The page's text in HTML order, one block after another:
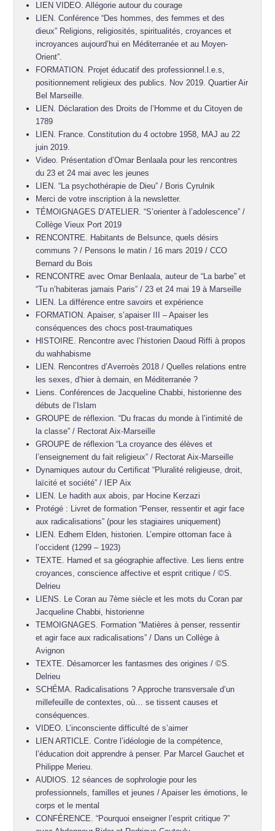
LIEN VIDEO. Allégorie autour du courage
LIEN. Conférence “Des hommes, des femmes et des
dieux” Religions, religiosités, spiritualités, croyances et
incroyances aujourd’hui en Méditerranée et au Moyen-
Orient”.
FORMATION. Projet éducatif des professionnel.l.e.s,
positionnement religieux des publics. Nov 2019. Quartier Air
Bel Marseille.
LIEN. Déclaration des Droits de l’Homme et du Citoyen de
1789
LIEN. France. Constitution du 4 octobre 1958, MAJ au 22
juin 2019.
Video. Présentation d’Omar Benlaala pour les rencontres
du 23 et 24 mai avec les jeunes
LIEN. “La psychothérapie de Dieu” / Boris Cyrulnik
Merci de votre inscription à la newsletter.
TÉMOIGNAGES D’ATELIER. “S’orienter à l’adolescence” /
Collège Vieux Port 2019
RENCONTRE. Habitants de Belsunce, quels désirs
communs ? / Pensons le matin / 16 mars 2019 / CCO
Bernard du Bois
RENCONTRE avec Omar Benlaala, auteur de “La barbe” et
“Tu n’habiteras jamais Paris” / 23 et 24 mai 19 à Marseille
LIEN. La différence entre savoirs et expérience
FORMATION. Apaiser, s’apaiser III – Apaiser les
conséquences des chocs post-traumatiques
HISTOIRE. Rencontre avec l’historien Daoud Riffi à propos
du wahhabisme
LIEN. Rencontres d’Averroès 2018 / Quelles relations entre
les sexes, d’hier à demain, en Méditerranée ?
Liens. Conférences de Jacqueline Chabbi, historienne des
débuts de l’Islam
GROUPE de réflexion. “Du fracas du monde à l’intimité de
la classe” / Rectorat Aix-Marseille
GROUPE de réflexion “La croyance des élèves et
l’enseignement du fait religieux” / Rectorat Aix-Marseille
Dynamiques autour du Certificat “Pluralité religieuse, droit,
laïcité et société” / IEP Aix
LIEN. Le hadith aux abois, par Hocine Kerzazi
Protégé : Livret de formation “Penser, ressentir et agir face
aux radicalisations” (pour les stagiaires uniquement)
LIEN. Edhem Elden, historien. L’empire ottoman face à
l’occident (1299 – 1923)
TEXTE. Hamed et sa géographie affective. Les liens entre
croyances, conscience affective et esprit critique / ©S.
Delrieu
LIENS. Le Coran au 7ème siècle et les mots du Coran par
Jacqueline Chabbi, historienne
TEMOIGNAGES. Formation “Matières à penser, ressentir
et agir face aux radicalisations” / Dans un Collège à
Avignon
TEXTE. Désamorcer les fantasmes des origines / ©S.
Delrieu
SCHÉMA. Radicalisations ? Approche transversale d’un
millefeuille de contextes, où… se tissent causes et
conséquences.
VIDEO. L’inconsciente difficulté de s’aimer
LIEN ARTICLE. Contre l’idéologie de la compétence,
l’éducation doit apprendre à penser. Par Marcel Gauchet et
Philippe Merieu.
AUDIOS. 12 séances de sophrologie pour les
professionnels, familles et jeunes / Apaiser les émotions, le
corps et le mental
CONFÉRENCE. “Pourquoi enseigner l’esprit critique ?”